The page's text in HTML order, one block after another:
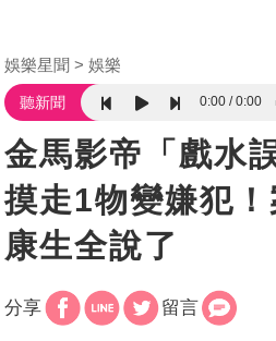
娛樂星聞 娛樂
聽新聞 0:00 0:00
金馬影帝「戲水
摸走1物變嫌犯
康生全說了
分享 留言